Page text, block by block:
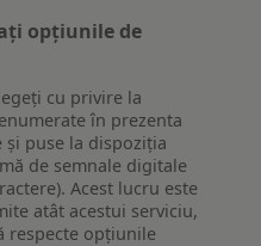
opțiunile de
cu privire la
în prezenta
puse la dispoziția
de semnale digitale
Acest lucru este
atât acestui serviciu,
respecte opțiunile